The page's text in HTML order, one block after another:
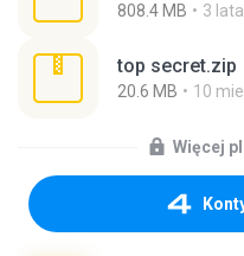
808.4 MB 3
top secret.zip
20.6 MB 10
Więcej